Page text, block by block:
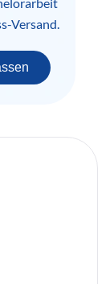
Versand.